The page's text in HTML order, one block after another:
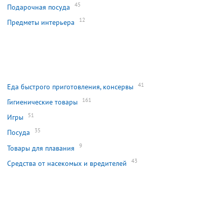
Подарочная посуда 45
Предметы интерьера 12
Еда быстрого приготовления, консервы 41
Гигиенические товары 161
Игры 51
Посуда 35
Товары для плавания 9
Средства от насекомых и вредителей 43